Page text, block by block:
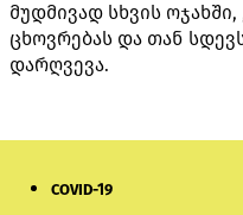
მუდმივად სხვის
ცხოვრებას და თან
დარღვევა.
COVID-19